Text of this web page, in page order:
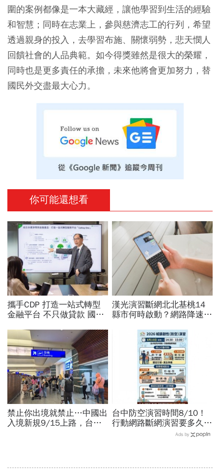
圍的案例都像是一本大藏經，讓他學習到生活的經驗
和智慧；同時在志業上，參與慈濟志工的行列，希望
透過親身的投入，去學習布施、關懷弱勢，悲天憫人
回饋社會的人品典範。如今得獎雖然是很大的榮耀，
同時也是更多責任的承擔，未來他將會更加努力，替
國民外交盡最大心力。
你可能還想看
攜手CDP 打造一站式轉型
金融平台 不只做貸款 國泰
漢光演習斷網北北基桃14
縣市何時啟動？網路降速股
範圍時間…城鎮韌性演習懶
禁止你出境就禁止…中國出
入境新規9/15上路，台灣
台中防空演習時間8/10！
行動網路斷網演習要多久、
還能用行動支付？城鎮韌性
Ads by